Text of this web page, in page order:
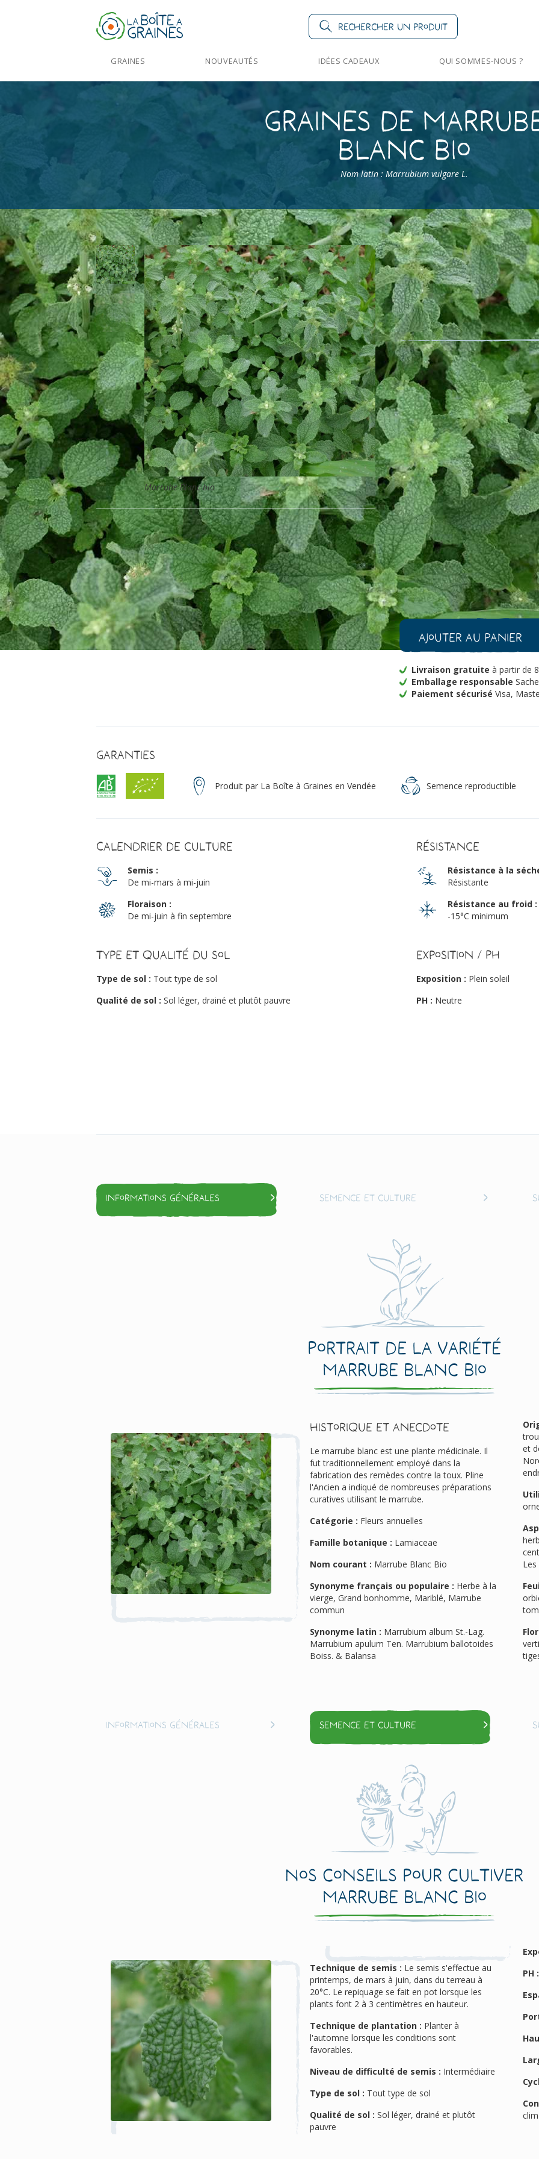
Rechercher un produit
GRAINES NOUVEAUTÉS IDÉES CADEAUX QUI SOMMES-NOUS ?
Graines de
Blanc Bio
Nom latin : Marrubium vulgare L.
Accueil > Produits > Graines Fleurs > Marrube Blanc Bio
Marrube Blanc bio
Marrube Blanc
Nom latin : Marrubium vulgare L.
Plante ornementale
Le Marrube Blanc est une plante
centimètres, laineuse, blanche, à
blanche.
Cette vivace est médicinale et
Elle a une tolérance à la
difficiles.
Description détaillée
Conditionnement : 0.2 grammes
Minimum de graines par sachet :
Surface couverte : 20 m²
- 1 +
quantité
de
Marrube
Blanc
Bio
Ajouter au panier
Livraison gratuite à partir de
Emballage responsable
Paiement sécurisé Visa,
Garanties
Produit par La Boîte à Graines en Vendée Semence reproductible
Calendrier de culture
Semis :
De mi-mars à mi-juin
Floraison :
De mi-juin à fin septembre
Résistance
Résistance à la
Résistante
Résistance au froid :
-15°C minimum
Type et qualité du sol
Type de sol : Tout type de sol
Qualité de sol : Sol léger, drainé et plutôt pauvre
Exposition / PH
Exposition : Plein soleil
PH : Neutre
Informations générales Semence et culture
Portrait de la variété
Marrube Blanc Bio
Historique et anecdote
Le marrube blanc est une plante médicinale. Il
fut traditionnellement employé dans la
fabrication des remèdes contre la toux. Pline
l'Ancien a indiqué de nombreuses préparations
curatives utilisant le marrube.
Catégorie : Fleurs annuelles
Famille botanique : Lamiaceae
Nom courant : Marrube Blanc Bio
Synonyme français ou populaire :
vierge, Grand bonhomme, Mariblé, Marrube
commun
Synonyme latin :
Marrubium apulum Ten. Marrubium ballotoides
Boiss. & Balansa
et
Informations générales Semence et culture
Nos conseils pour cultiver
Marrube Blanc Bio
Technique de semis :
printemps, de mars à juin, dans du terreau à
20°C. Le repiquage se fait en pot lorsque les
plants font 2 à 3 centimètres en hauteur.
Technique de plantation :
l'automne lorsque les conditions sont
favorables.
Niveau de difficulté de semis : Intermédiaire
Type de sol : Tout type de sol
Qualité de sol :
pauvre
PH :